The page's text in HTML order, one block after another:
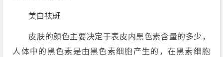
美白祛斑
皮肤的颜色主要决定于表皮内黑色素含量的多少，
人体中的黑色素是由黑色素细胞产生的，在黑素细胞